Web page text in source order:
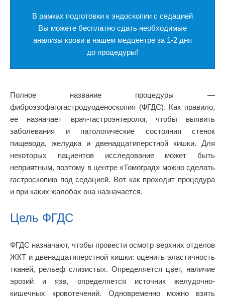
В рамках подготовки к эндоскопии с седацией
Вы можете бесплатно сдать необходимые
анализы крови в нашем медцентре за 1-2 дня
до процедуры!
Полное название процедуры —
фиброэзофагогастродуоденоскопия (ФГДС). Как правило,
ее назначает врач-гастроэнтеролог, чтобы выявить
заболевания и патологические состояния стенок
пищевода, желудка и двенадцатиперстной кишки. Для
некоторых пациентов исследование может быть
неприятным, поэтому в центре «Томоград» можно сделать
гастроскопию под седацией. Вот как проходит процедура
и при каких жалобах она назначается.
Цель ФГДС
ФГДС назначают, чтобы провести осмотр верхних отделов
ЖКТ и двенадцатиперстной кишки: оценить эластичность
тканей, рельеф слизистых. Определяется цвет, наличие
эрозий и язв, определяется источник желудочно-
кишечных кровотечений. Одновременно можно взять